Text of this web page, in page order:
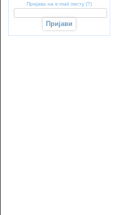
Пријава на e-mail листу (?)